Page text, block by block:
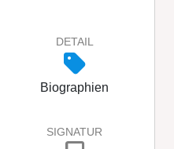
DETAIL
Biographien
SIGNATUR